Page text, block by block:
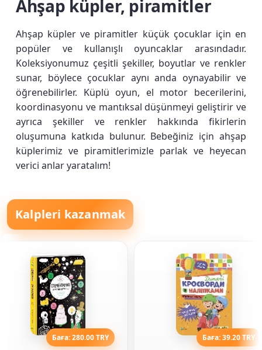
Ahşap küpler, piramitler
Ahşap küpler ve piramitler küçük çocuklar için en
popüler ve kullanışlı oyuncaklar arasındadır.
Koleksiyonumuz çeşitli şekiller, boyutlar ve renkler
sunar, böylece çocuklar aynı anda oynayabilir ve
öğrenebilirler. Küplü oyun, el motor becerilerini,
koordinasyonu ve mantıksal düşünmeyi geliştirir ve
ayrıca şekiller ve renkler hakkında fikirlerin
oluşumuna katkıda bulunur. Bebeğiniz için ahşap
küplerimiz ve piramitlerimizle parlak ve heyecan
verici anlar yaratalım!
Kalpleri kazanmak
Баға: 280.00 TRY Баға: 39.20 TRY